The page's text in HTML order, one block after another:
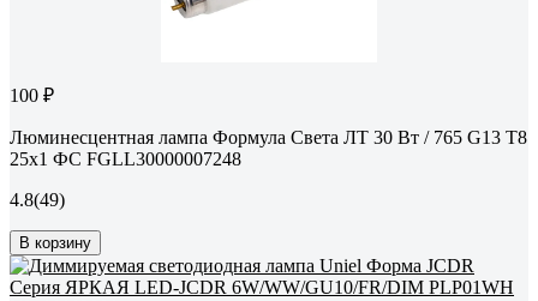
100 ₽
Люминесцентная лампа Формула Света ЛТ 30 Вт / 765 G13 T8
25x1 ФС FGLL30000007248
4.8(49)
В корзину